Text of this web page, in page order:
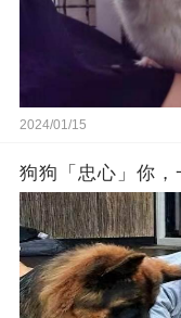
2024/01/15
狗狗「忠心」你，